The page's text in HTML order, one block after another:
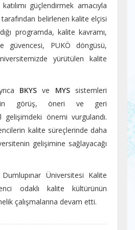
güçlendirmek amacıyla
belirlenen kalite elçisi
programda, kalite kavramı,
güvencesi, PUKÖ döngüsü,
yürütülen kalite
BKYS ve MYSsistemleri
görüş, öneri ve geri
gelişimdeki önemi vurgulandı.
kalite süreçlerinde daha
gelişimine sağlayacağı
Üniversitesi Kalite
odaklı kalite kültürünün
çalışmalarına devam etti.